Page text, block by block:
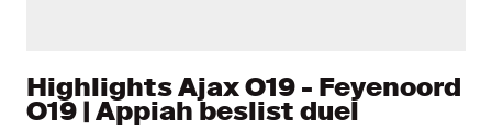
Highlights Ajax O19 - Feyenoord
O19 | Appiah beslist duel